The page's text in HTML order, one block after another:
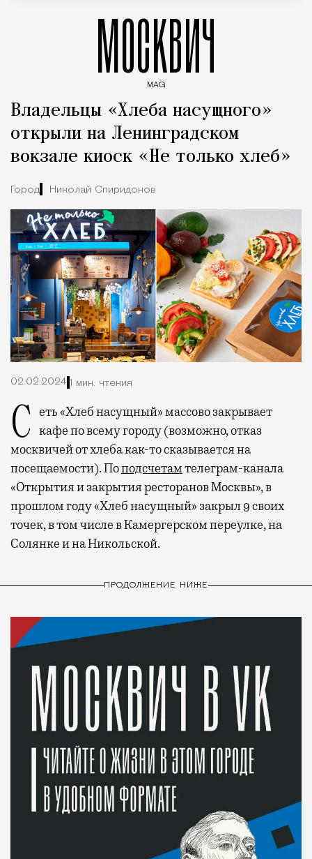
МОСКВИЧ
MAG
Владельцы «Хлеба насущного»
открыли на Ленинградском
вокзале киоск «Не только хлеб»
Город Николай Спиридонов
02.02.2024 1 мин. чтения
Сеть «Хлеб насущный» массово закрывает кафе по всему городу (возможно, отказ
москвичей от хлеба как-то сказывается на
посещаемости). Поподсчетамтелеграм-канала
«Открытия и закрытия ресторанов Москвы», в
прошлом году «Хлеб насущный» закрыл 9 своих
точек, в том числе в Камергерском переулке, на
Солянке и на Никольской.
ПРОДОЛЖЕНИЕ НИЖЕ